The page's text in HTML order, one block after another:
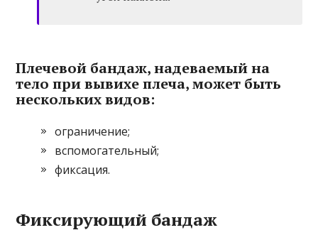
Плечевой бандаж, надеваемый на
тело при вывихе плеча, может быть
нескольких видов:
ограничение;
вспомогательный;
фиксация.
Фиксирующий бандаж